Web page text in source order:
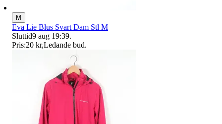
M
Eva Lie Blus Svart Dam Stl M
Sluttid9 aug 19:39.
Pris:20 kr,Ledande bud.